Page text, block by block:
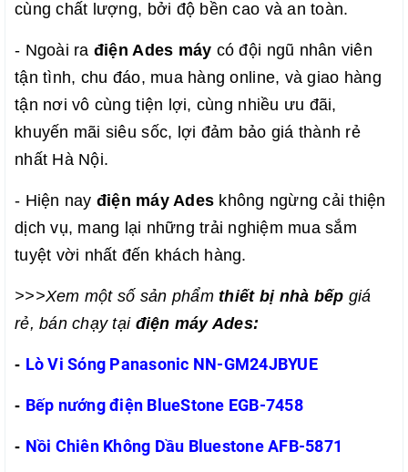
cùng chất lượng, bởi độ bền cao và an toàn.
- Ngoài ra điện Ades máy có đội ngũ nhân viên
tận tình, chu đáo, mua hàng online, và giao hàng
tận nơi vô cùng tiện lợi, cùng nhiều ưu đãi,
khuyến mãi siêu sốc, lợi đảm bảo giá thành rẻ
nhất Hà Nội.
- Hiện nay điện máy Ades không ngừng cải thiện
dịch vụ, mang lại những trải nghiệm mua sắm
tuyệt vời nhất đến khách hàng.
>>>Xem một số sản phẩmthiết bị nhà bếp giá
rẻ, bán chạy tại điện máy Ades:
- Lò Vi Sóng Panasonic NN-GM24JBYUE
- Bếp nướng điện BlueStone EGB-7458
- Nồi Chiên Không Dầu Bluestone AFB-5871